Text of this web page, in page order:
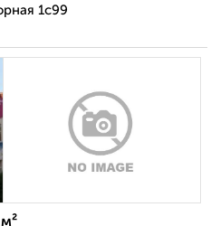
1с99